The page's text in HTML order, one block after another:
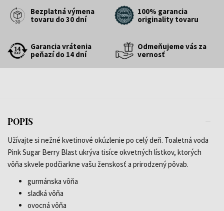
Bezplatná výmena
tovaru do 30 dní
100% garancia
originality tovaru
Garancia vrátenia
peňazí do 14 dní
Odmeňujeme vás za
vernosť
POPIS
Užívajte si nežné kvetinové okúzlenie po celý deň. Toaletná voda
Pink Sugar Berry Blast ukrýva tisíce okvetných lístkov, ktorých
vôňa skvele podčiarkne vašu ženskosť a prirodzený pôvab.
gurmánska vôňa
sladká vôňa
ovocná vôňa